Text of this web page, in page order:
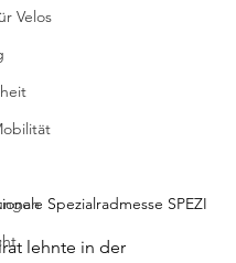
Velos
Spezialradmesse SPEZI
lehnte in der